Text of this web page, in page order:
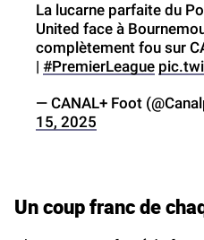
La lucarne parfaite du
United face à
complètement fou sur
| #PremierLeague
— CANAL+ Foot
15, 2025
Un coup franc de